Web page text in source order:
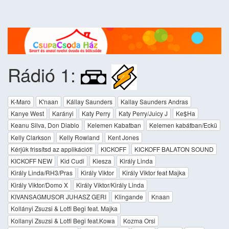
Rádió 1:
K-Maro K'naan Kállay Saunders
Kallay Saunders Andras
Kanye West
Karányi Katy Perry Katy Perry/Juicy J
Ke$Ha
Keanu Silva, Don Diablo
Kelemen Kabatban
Kelemen kabátban/Eckü
Kelly Clarkson
Kelly Rowland
Kent Jones
Kérjük frissítsd az applikációt!
KICKOFF
KICKOFF BALATON SOUND
KICKOFF NEW
Kid Cudi Kiesza
Király Linda
Király Linda/RH3/Pras
Király Viktor
Király Viktor feat Majka
Király Viktor/Domo X
Király Viktor/Király Linda
KIVANSAGMUSOR JUHASZ GERI
Klingande
Knaan
Kollányi Zsuzsi & Lotfi Begi feat. Majka
Kollanyi Zsuzsi & Lotfi Begi feat.Kowa
Kozma Orsi